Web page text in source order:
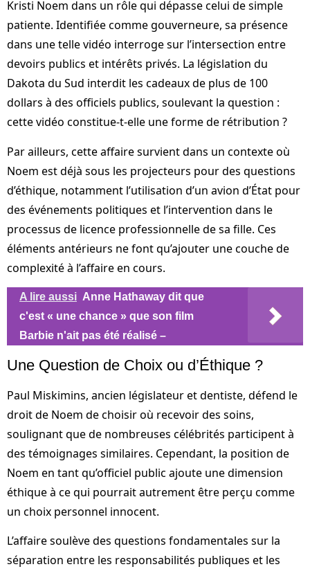
Kristi Noem dans un rôle qui dépasse celui de simple
patiente. Identifiée comme gouverneure, sa présence
dans une telle vidéo interroge sur l’intersection entre
devoirs publics et intérêts privés. La législation du
Dakota du Sud interdit les cadeaux de plus de 100
dollars à des officiels publics, soulevant la question :
cette vidéo constitue-t-elle une forme de rétribution ?
Par ailleurs, cette affaire survient dans un contexte où
Noem est déjà sous les projecteurs pour des questions
d’éthique, notamment l’utilisation d’un avion d’État pour
des événements politiques et l’intervention dans le
processus de licence professionnelle de sa fille. Ces
éléments antérieurs ne font qu’ajouter une couche de
complexité à l’affaire en cours.
A lire aussi Anne Hathaway dit que
c'est « une chance » que son film
Barbie n'ait pas été réalisé –
Une Question de Choix ou d’Éthique ?
Paul Miskimins, ancien législateur et dentiste, défend le
droit de Noem de choisir où recevoir des soins,
soulignant que de nombreuses célébrités participent à
des témoignages similaires. Cependant, la position de
Noem en tant qu’officiel public ajoute une dimension
éthique à ce qui pourrait autrement être perçu comme
un choix personnel innocent.
L’affaire soulève des questions fondamentales sur la
séparation entre les responsabilités publiques et les